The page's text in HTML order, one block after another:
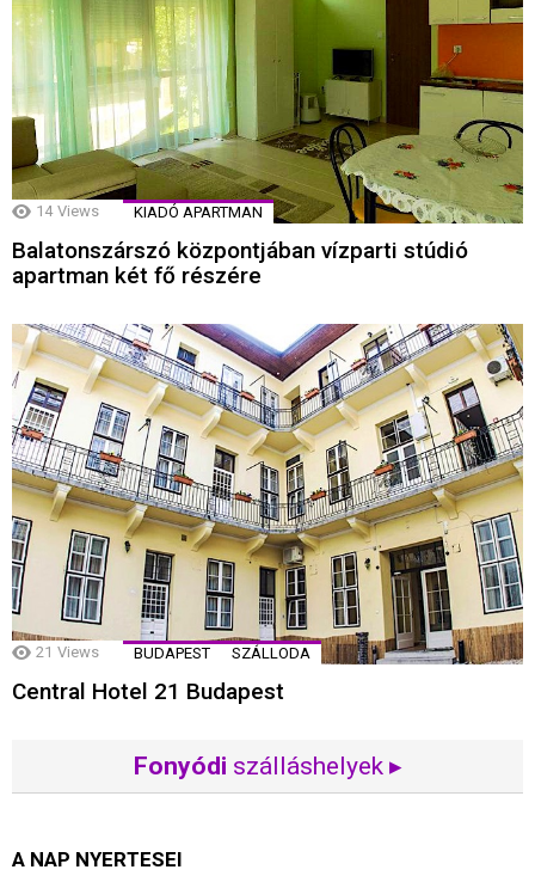
14 Views KIADÓ APARTMAN
Balatonszárszó központjában vízparti stúdió
apartman két fő részére
21 Views BUDAPEST SZÁLLODA
Central Hotel 21 Budapest
Fonyódi szálláshelyek ▸
A NAP NYERTESEI